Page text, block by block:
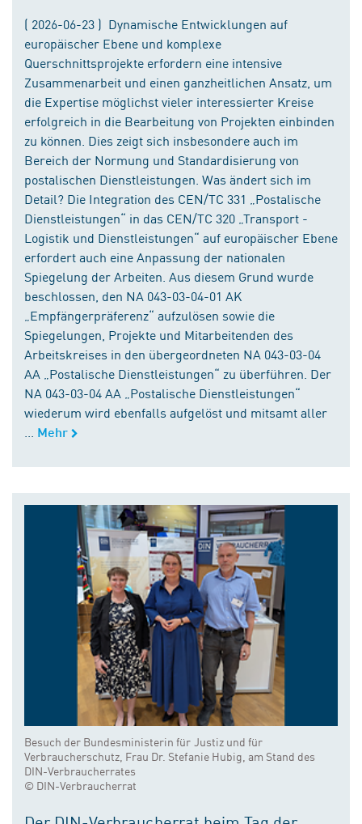
( 2026-06-23 ) Dynamische Entwicklungen auf
europäischer Ebene und komplexe
Querschnittsprojekte erfordern eine intensive
Zusammenarbeit und einen ganzheitlichen Ansatz, um
die Expertise möglichst vieler interessierter Kreise
erfolgreich in die Bearbeitung von Projekten einbinden
zu können. Dies zeigt sich insbesondere auch im
Bereich der Normung und Standardisierung von
postalischen Dienstleistungen. Was ändert sich im
Detail? Die Integration des CEN/TC 331 „Postalische
Dienstleistungen“ in das CEN/TC 320 „Transport -
Logistik und Dienstleistungen“ auf europäischer Ebene
erfordert auch eine Anpassung der nationalen
Spiegelung der Arbeiten. Aus diesem Grund wurde
beschlossen, den NA 043-03-04-01 AK
„Empfängerpräferenz“ aufzulösen sowie die
Spiegelungen, Projekte und Mitarbeitenden des
Arbeitskreises in den übergeordneten NA 043-03-04
AA „Postalische Dienstleistungen“ zu überführen. Der
NA 043-03-04 AA „Postalische Dienstleistungen“
wiederum wird ebenfalls aufgelöst und mitsamt aller
Mehr
Besuch der Bundesministerin für Justiz und für
Verbraucherschutz, Frau Dr. Stefanie Hubig, am Stand des
DIN-Verbraucherrates
© DIN-Verbraucherrat